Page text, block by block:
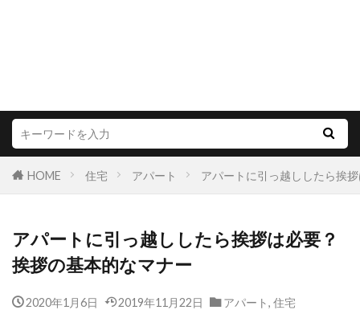
HOME 住宅 アパート アパートに引っ越ししたら挨
アパートに引っ越ししたら挨拶は必要？
挨拶の基本的なマナー
2020年1月6日 2019年11月22日 アパート, 住宅